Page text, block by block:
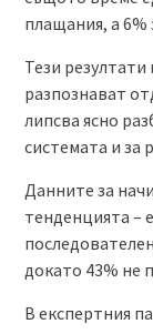
плащания, а 6%
Тези
разпознават
липсва ясно
системата и за
Данните за
тенденцията –
докато 43% не
В експертния